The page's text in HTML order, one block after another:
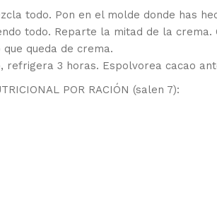
todo. Pon en el molde donde has
todo. Reparte la mitad de la
queda de crema.
refrigera 3 horas. Espolvorea cacao
POR RACIÓN (salen 7):